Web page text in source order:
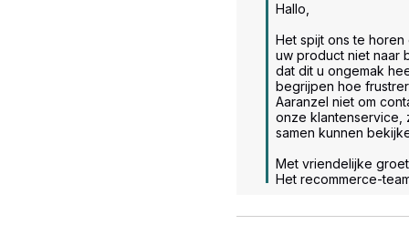
Hallo,
Het spijt ons te
uw product niet naar
dat dit u ongemak
begrijpen hoe
Aaranzel niet om
onze klantenservice,
samen kunnen
Met vriendelijke
Het recommerce-